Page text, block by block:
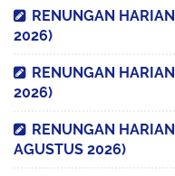
RENUNGAN
2026)
RENUNGAN
2026)
RENUNGAN
AGUSTUS 2026)